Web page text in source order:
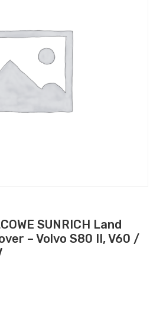
SUNRICH Land
– Volvo S80 II, V60 /